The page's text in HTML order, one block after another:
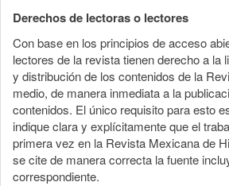
Derechos de lectoras o lectores
Con base en los principios de acceso
lectores de la revista tienen derecho a la
y distribución de los contenidos de la
medio, de manera inmediata a la
contenidos. El único requisito para esto
indique clara y explícitamente que el
primera vez en la Revista Mexicana de
se cite de manera correcta la fuente
correspondiente.